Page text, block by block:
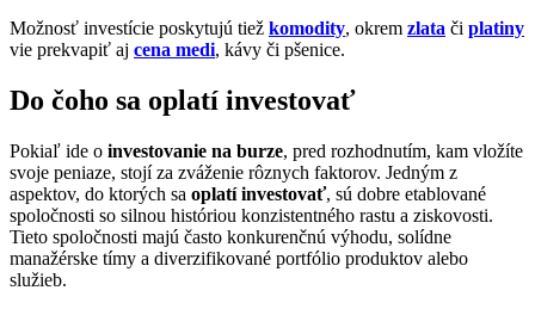
Možnosť investície poskytujú tiež komodity, okrem zlata či platiny
vie prekvapiť aj cena medi, kávy či pšenice.
Do čoho sa oplatí investovať
Pokiaľ ide o investovanie na burze, pred rozhodnutím, kam vložíte
svoje peniaze, stojí za zváženie rôznych faktorov. Jedným z
aspektov, do ktorých sa oplatí investovať, sú dobre etablované
spoločnosti so silnou históriou konzistentného rastu a ziskovosti.
Tieto spoločnosti majú často konkurenčnú výhodu, solídne
manažérske tímy a diverzifikované portfólio produktov alebo
služieb.